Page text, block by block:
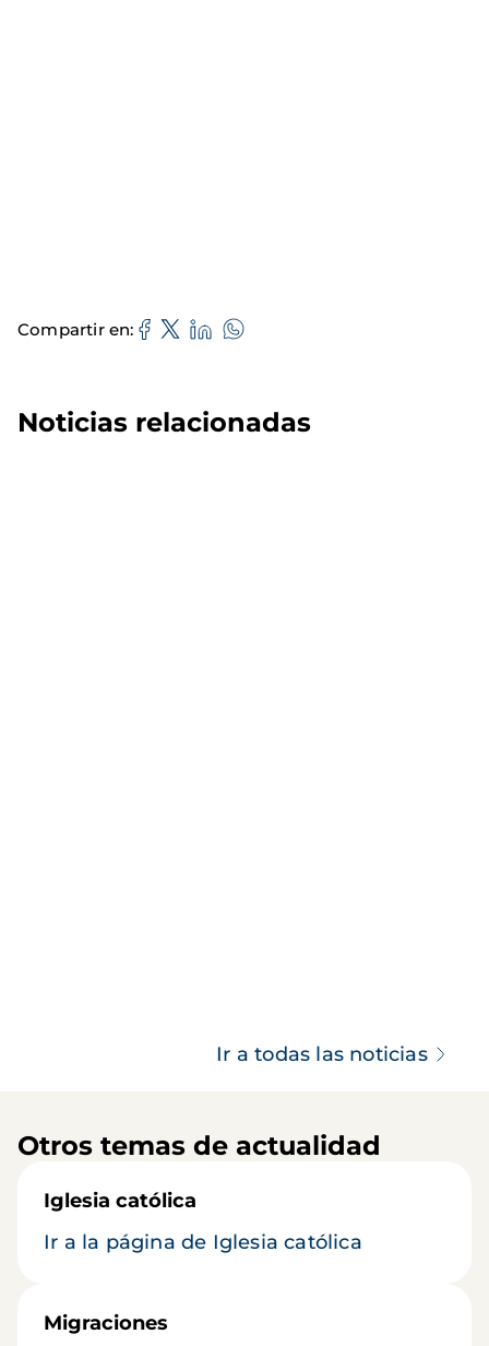
Compartir en
Noticias relacionadas
Ir a todas las noticias
Otros temas de actualidad
Iglesia católica
Ir a la página de Iglesia católica
Migraciones